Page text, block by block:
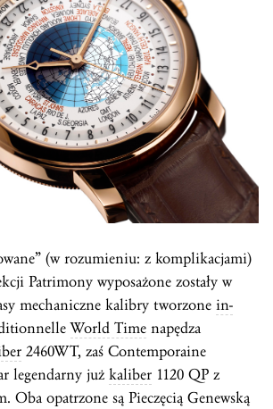
(w rozumieniu: z komplikacjami)
Patrimony wyposażone zostały w
mechaniczne kalibry tworzone in-
World Time napędza
2460WT, zaś Contemporaine
legendarny już kaliber 1120 QP z
Oba opatrzone są Pieczęcią Genewską